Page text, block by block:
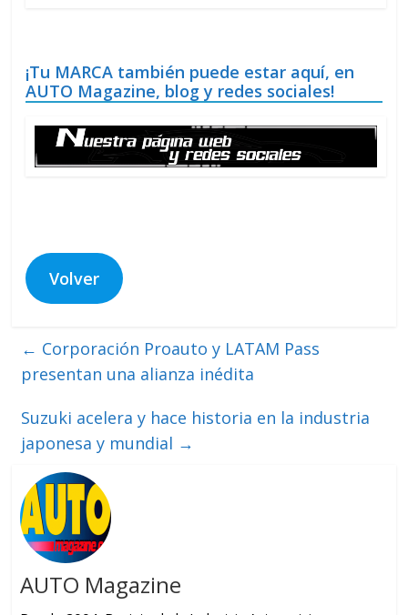
¡Tu MARCA también puede estar aquí, en
AUTO Magazine, blog y redes sociales!
Volver
← Corporación Proauto y LATAM Pass
presentan una alianza inédita
Suzuki acelera y hace historia en la industria
japonesa y mundial →
AUTO Magazine